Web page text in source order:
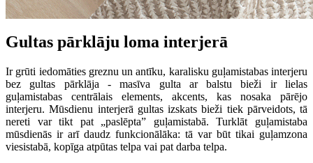
Gultas pārklāju loma interjerā
Ir grūti iedomāties greznu un antīku, karalisku guļamistabas interjeru
bez gultas pārklāja - masīva gulta ar balstu bieži ir lielas
guļamistabas centrālais elements, akcents, kas nosaka pārējo
interjeru. Mūsdienu interjerā gultas izskats bieži tiek pārveidots, tā
nereti var tikt pat „paslēpta” guļamistabā. Turklāt guļamistaba
mūsdienās ir arī daudz funkcionālāka: tā var būt tikai guļamzona
viesistabā, kopīga atpūtas telpa vai pat darba telpa.